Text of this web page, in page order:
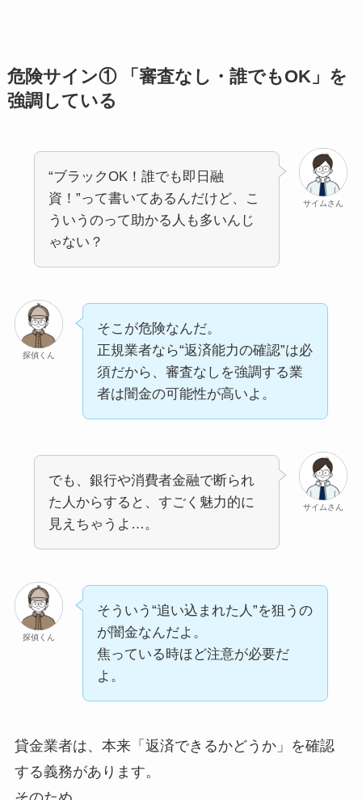
危険サイン① 「審査なし・誰でもOK」を
強調している
サイムさん
“ブラックOK！誰でも即日融
資！”って書いてあるんだけど、こ
ういうのって助かる人も多いんじ
ゃない？
探偵くん
そこが危険なんだ。
正規業者なら“返済能力の確認”は必
須だから、審査なしを強調する業
者は闇金の可能性が高いよ。
サイムさん
でも、銀行や消費者金融で断られ
た人からすると、すごく魅力的に
見えちゃうよ…。
探偵くん
そういう“追い込まれた人”を狙うの
が闇金なんだよ。
焦っている時ほど注意が必要だ
よ。
貸金業者は、本来「返済できるかどうか」を確認
する義務があります。